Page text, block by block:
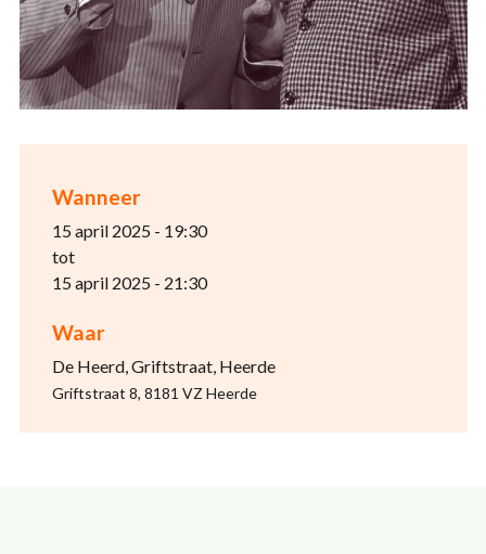
Wanneer
15 april 2025 - 19:30
tot
15 april 2025 - 21:30
Waar
De Heerd, Griftstraat, Heerde
Griftstraat 8, 8181 VZ Heerde